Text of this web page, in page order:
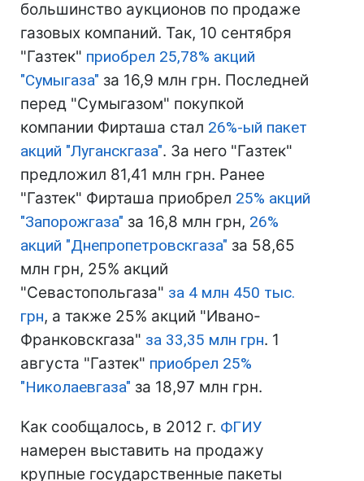
большинство аукционов по продаже
газовых компаний. Так, 10 сентября
"Газтек" приобрел 25,78% акций
"Сумыгаза" за 16,9 млн грн. Последней
перед "Сумыгазом" покупкой
компании Фирташа стал 26%-ый пакет
акций "Луганскгаза". За него "Газтек"
предложил 81,41 млн грн. Ранее
"Газтек" Фирташа приобрел 25% акций
"Запорожгаза" за 16,8 млн грн, 26%
акций "Днепропетровскгаза" за 58,65
млн грн, 25% акций
"Севастопольгаза" за 4 млн 450 тыс.
грн, а также 25% акций "Ивано-
Франковскгаза" за 33,35 млн грн. 1
августа "Газтек" приобрел 25%
"Николаевгаза" за 18,97 млн грн.
Как сообщалось, в 2012 г. ФГИУ
намерен выставить на продажу
крупные государственные пакеты